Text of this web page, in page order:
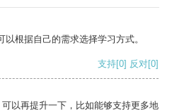
根据自己的需求选择学习方式。
支持[0] 反对[0]
以再提升一下，比如能够支持更多地